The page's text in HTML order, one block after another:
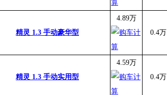
精灵 1.3 手动豪华型
4.89万
0.4万
精灵 1.3 手动实用型
4.59万
0.4万